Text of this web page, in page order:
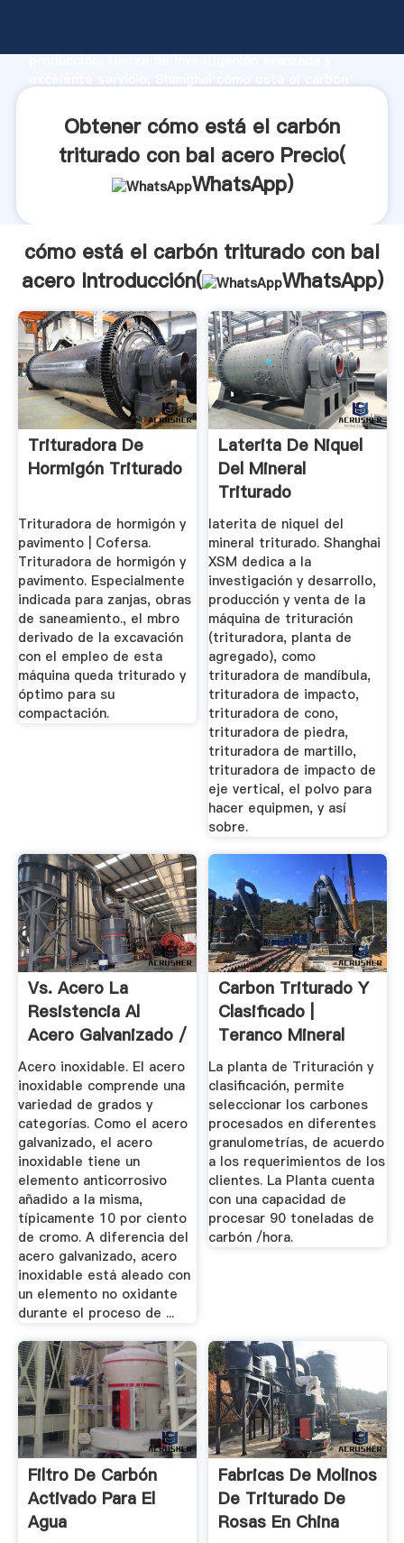
producción, fuerza de investigación avanzada y
aporta valores a todos los clientes.
Obtener cómo está el carbón
triturado con bal acero Precio(
WhatsApp)
cómo está el carbón triturado con bal
acero Introducción(
WhatsApp)
Trituradora De
Hormigón Triturado
Trituradora de hormigón y
pavimento | Cofersa.
Trituradora de hormigón y
pavimento. Especialmente
indicada para zanjas, obras
de saneamiento., el mbro
derivado de la excavación
con el empleo de esta
máquina queda triturado y
óptimo para su
compactación.
Laterita De Niquel
Del Mineral
Triturado
Trituradora De
Cono
laterita de niquel del
mineral triturado. Shanghai
XSM dedica a la
investigación y desarrollo,
producción y venta de la
máquina de trituración
(trituradora, planta de
agregado), como
trituradora de mandíbula,
trituradora de impacto,
trituradora de cono,
trituradora de piedra,
trituradora de martillo,
trituradora de impacto de
eje vertical, el polvo para
hacer equipmen, y así
sobre.
Vs. Acero La
Resistencia Al
Acero Galvanizado /
Acero inoxidable. El acero
inoxidable comprende una
variedad de grados y
categorías. Como el acero
galvanizado, el acero
inoxidable tiene un
elemento anticorrosivo
añadido a la misma,
típicamente 10 por ciento
de cromo. A diferencia del
acero galvanizado, acero
inoxidable está aleado con
un elemento no oxidante
durante el proceso de ...
Carbon Triturado Y
Clasificado |
Teranco Mineral
Resources
La planta de Trituración y
clasificación, permite
seleccionar los carbones
procesados en diferentes
granulometrías, de acuerdo
a los requerimientos de los
clientes. La Planta cuenta
con una capacidad de
procesar 90 toneladas de
carbón /hora.
Filtro De Carbón
Activado Para El
Agua
Fabricas De Molinos
De Triturado De
Rosas En China